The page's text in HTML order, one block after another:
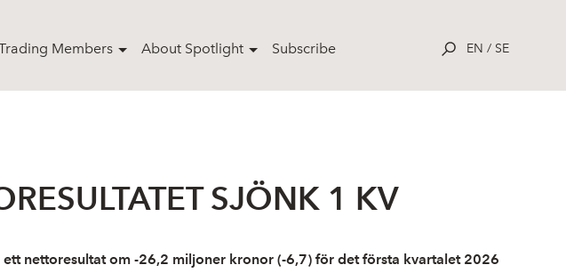
Members About Spotlight Subscribe EN / SE
SJÖNK 1 KV
nettoresultat om -26,2 miljoner kronor (-6,7) för det första kvartalet 2026